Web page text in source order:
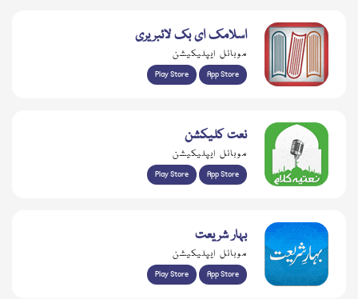
اسلامک ای بک لائبریری
موبائل ایپلیکیشن
Play Store App Store
نعت کلیکشن
موبائل ایپلیکیشن
Play Store App Store
بہار شریعت
موبائل ایپلیکیشن
Play Store App Store